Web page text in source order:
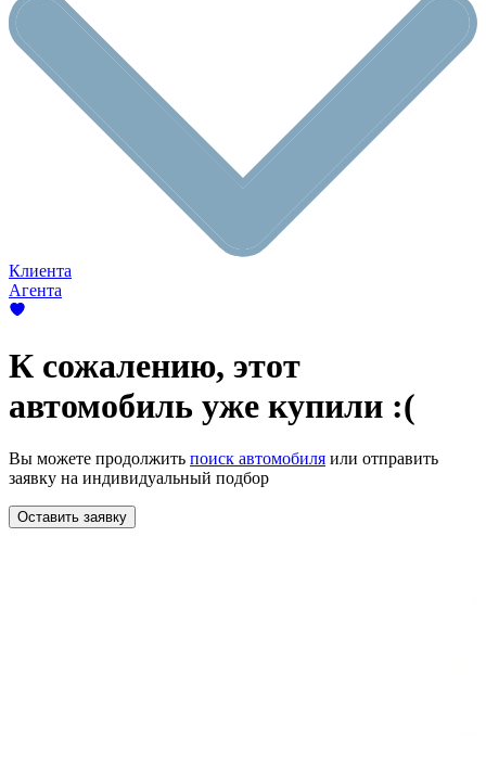
Клиента
Агента
К сожалению, этот
автомобиль уже купили :(
Вы можете продолжить поиск автомобиля или отправить
заявку на индивидуальный подбор
Оставить заявку